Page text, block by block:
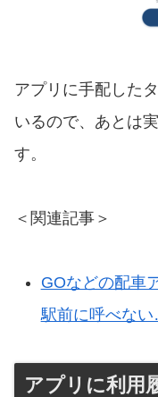
アプリに手配した
いるので、あとは
す。
＜関連記事＞
GOなどの配車
駅前に呼べな
アプリに利用